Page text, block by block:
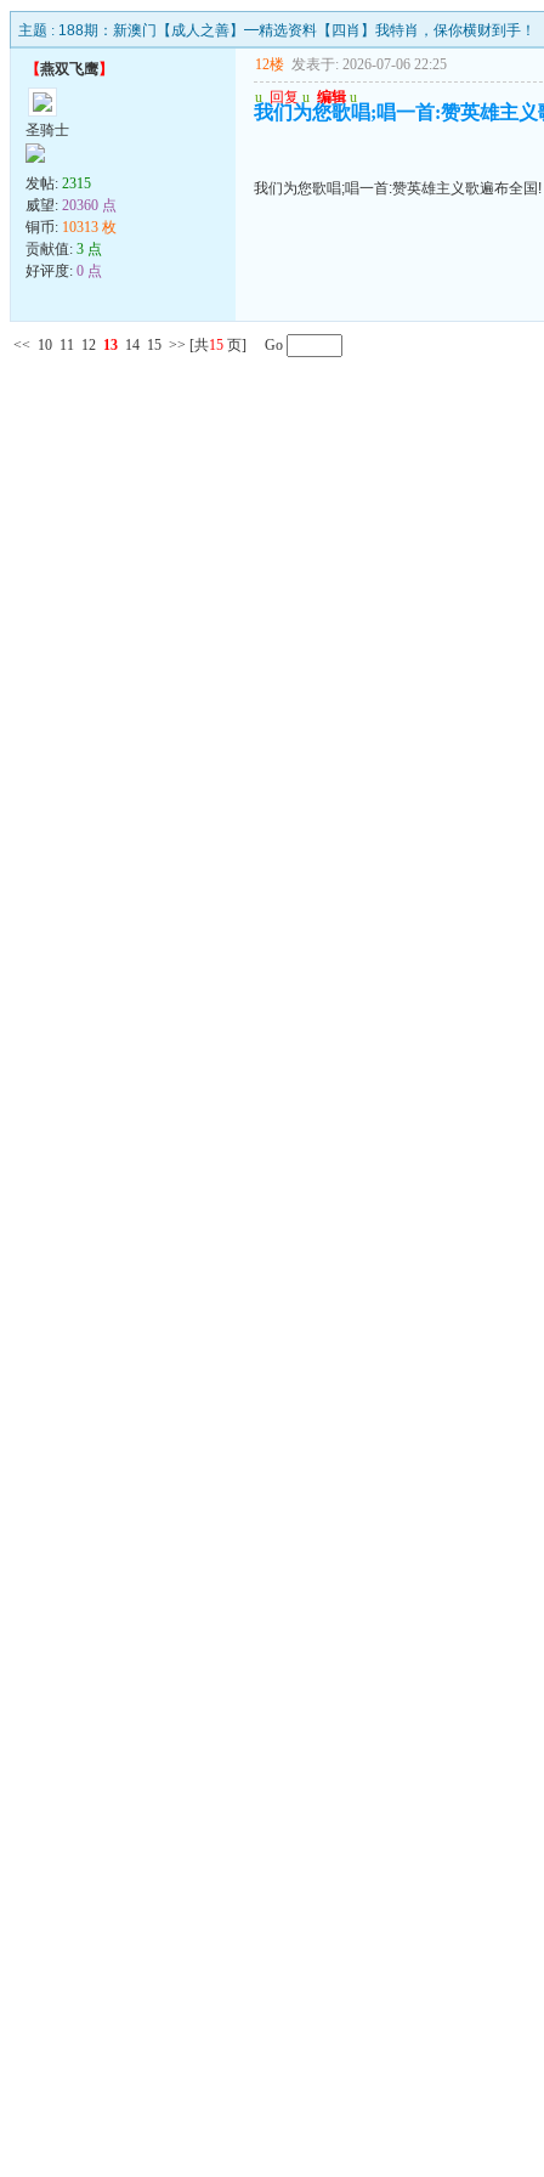
主题 : 188期：新澳门【成人之善】━精选资料【四肖】我特肖，保你横财到手！
【燕双飞鹰】
圣骑士
发帖: 2315
威望: 20360 点
铜币: 10313 枚
贡献值: 3 点
好评度: 0 点
12楼 发表于: 2026-07-06 22:25
u 回复 u 编辑 u
我们为您歌唱;唱一首:赞英雄主义
我们为您歌唱;唱一首:赞英雄主义歌遍布全国!
<< 10 11 12 13 14 15 >> [共15 页] Go